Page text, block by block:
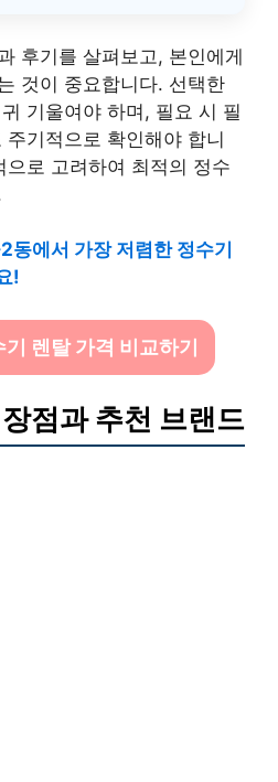
후기를 살펴보고, 본인에게
것이 중요합니다. 선택한
기울여야 하며, 필요 시 필
기적으로 확인해야 합니
로 고려하여 최적의 정수
동에서 가장 저렴한 정수기
!
렌탈 가격 비교하기
점과 추천 브랜드